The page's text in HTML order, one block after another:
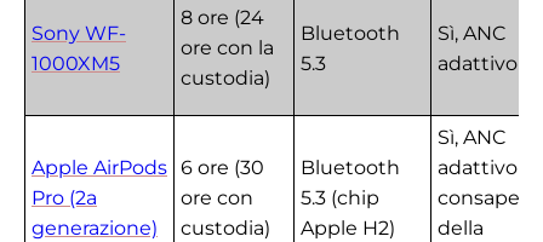
Sony WF-
1000XM5
8 ore (24
ore con la
custodia)
Bluetooth
5.3
Sì, ANC
adattivo
Apple AirPods
Pro (2a
generazione)
6 ore (30
ore con
custodia)
Bluetooth
5.3 (chip
Apple H2)
Sì, ANC
adattivo
della